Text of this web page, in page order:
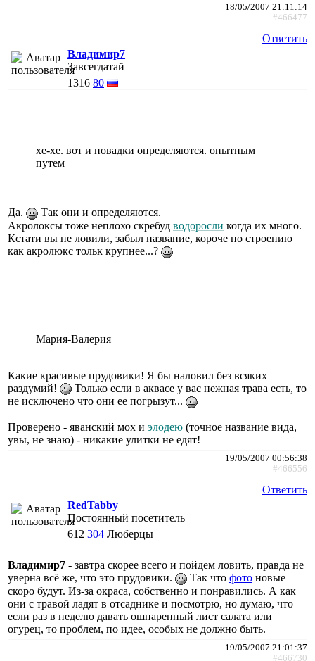
18/05/2007 21:11:14
#466477
Ответить
Владимир7
Завсегдатай
1316 80
хе-хе. вот и повадки определяются. опытным
путем
Да.
Так они и определяются.
Акролоксы тоже неплохо скребуд водоросли когда их много.
Кстати вы не ловили, забыл название, короче по строению
как акролюкс тольк крупнее...?
Мария-Валерия
Какие красивые прудовики! Я бы наловил без всяких
раздумий!
Только если в аквасе у вас нежная трава есть, то
не исключено что они ее погрызут...
Проверено - яванский мох и элодею (точное название вида,
увы, не знаю) - никакие улитки не едят!
19/05/2007 00:56:38
#466556
Ответить
RedTabby
Постоянный посетитель
612 304 Люберцы
Владимир7 - завтра скорее всего и пойдем ловить, правда не
уверна всё же, что это прудовики.
Так что фото новые
скоро будут. Из-за окраса, собственно и понравились. А как
они с травой ладят в отсаднике и посмотрю, но думаю, что
если раз в неделю давать ошпаренный лист салата или
огурец, то проблем, по идее, особых не должно быть.
19/05/2007 21:01:37
#466730